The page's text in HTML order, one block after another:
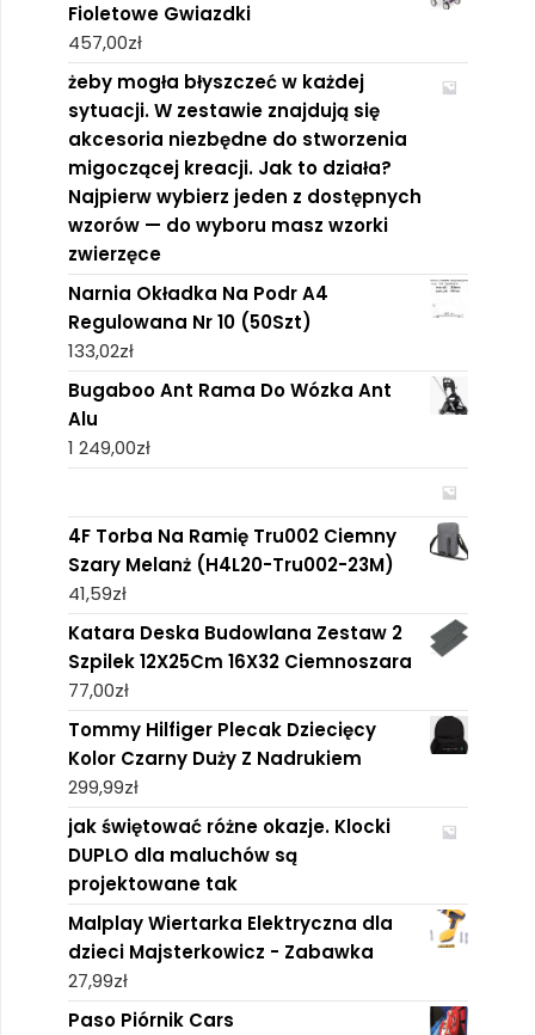
Fioletowe Gwiazdki
457,00zł
żeby mogła błyszczeć w każdej
sytuacji. W zestawie znajdują się
akcesoria niezbędne do stworzenia
migoczącej kreacji. Jak to działa?
Najpierw wybierz jeden z dostępnych
wzorów — do wyboru masz wzorki
zwierzęce
Narnia Okładka Na Podr A4
Regulowana Nr 10 (50Szt)
133,02zł
Bugaboo Ant Rama Do Wózka Ant
Alu
1 249,00zł
4F Torba Na Ramię Tru002 Ciemny
Szary Melanż (H4L20-Tru002-23M)
41,59zł
Katara Deska Budowlana Zestaw 2
Szpilek 12X25Cm 16X32 Ciemnoszara
77,00zł
Tommy Hilfiger Plecak Dziecięcy
Kolor Czarny Duży Z Nadrukiem
299,99zł
jak świętować różne okazje. Klocki
DUPLO dla maluchów są
projektowane tak
Malplay Wiertarka Elektryczna dla
dzieci Majsterkowicz - Zabawka
27,99zł
Paso Piórnik Cars